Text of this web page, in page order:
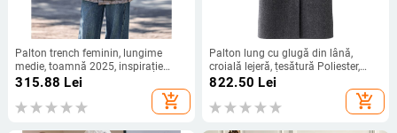
Palton trench feminin, lungime
medie, toamnă 2025, inspirație
coreeană și japoneză, guler înalt,
talie evidențiată, siluetă subțire
315.88 Lei
add_shopping_cart
Palton lung cu glugă din lână,
croială lejeră, țesătură Poliester,
nasturi în 1 rând - stil britanic
822.50 Lei
add_shopping_cart